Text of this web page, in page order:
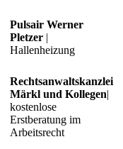
Pulsair Werner
Pletzer |
Hallenheizung
Rechtsanwaltskanzlei
Märkl und Kollegen|
kostenlose
Erstberatung im
Arbeitsrecht